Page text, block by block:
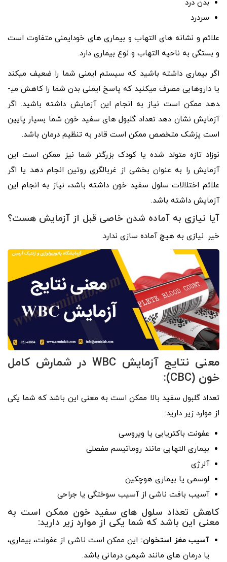
بدن درد
سردرد
علائم و نشانه­ های التهاب و بیماری­ های خودایمنی متفاوت است
و بستگی به ناحیه التهاب و نوع بیماری دارد.
اگر بیماری داشته باشید که سیستم ایمنی شما را ضعیف می­کند
یا داروهایی مصرف می­کنید که پاسخ ایمنی بدن شما را کاهش می­
دهد ممکن است نیاز به انجام این آزمایش داشته باشید. اگر
آزمایش نشان دهد تعداد گلبول ­های سفید خون شما بسیار پایین
است پزشک متخصص ممکن است قادر به تنظیم درمان باشد.
نوزاد تازه متولد شده یا کودک بزرگتر شما نیز ممکن است این
آزمایش را به عنوان بخشی از غربالگری روتین انجام دهد یا اگر
علائم اختلالات سلول سفید خون داشته باشد، نیاز به انجام این
آزمایش داشته باشد.
آیا نیازی به آماده شدن خاصی قبل از آزمایش هست؟
خیر. نیازی به هیچ آماده ­سازی ندارد.
معنی نتایج آزمایش WBC در شمارش کامل
خون (CBC):
تعداد گلبول سفید بالا ممکن است به معنی این باشد که شما یکی
از موارد زیر دارید:
عفونت باکتریایی یا ویروسی
بیماری التهابی مانند روماتیسم مفصلی
آلرژی
لوسمی یا بیماری هوچکین
آسیب بافت ناشی از آسیب سوختگی یا جراحی
کاهش تعداد سلول ­های سفید خون ممکن است به
معنی این باشد که شما یکی از موارد زیر دارید:
آسیب مغز استخوان: این ممکن است ناشی از عفونت، بیماری،
یا درمان­ های مانند شیمی ­درمانی باشد.